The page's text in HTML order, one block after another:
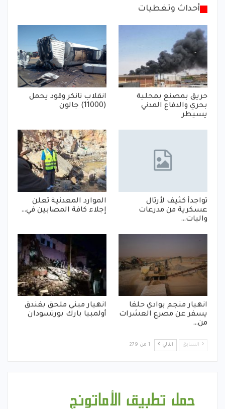
أحداث وتغطيات
حريق بمصنع بمحلية
بحري والدفاع المدني
يسيطر
انقلاب تانكر وقود يحمل
(11000) جالون
تواجدأ كثيف لأرتال
عسكرية من مدرعات
واليات…
الموارد المعدنية تعلن
إجلاء كافة المصابين في…
انهيار منجم بوادي حلفا
يسفر عن مصرع العشرات
من…
انهيار مبني ملحق بفندق
أولمبيا بارك بورتسودان
السابق التالي 1 من 279